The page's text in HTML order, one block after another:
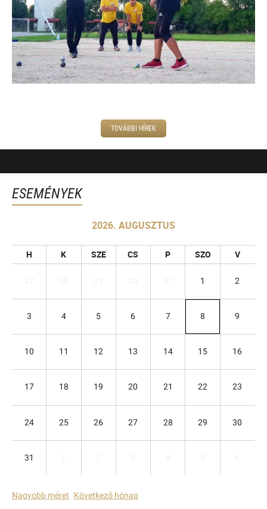
TOVÁBBI HÍREK
ESEMÉNYEK
2026. AUGUSZTUS
H K SZE CS P SZO V
1 2
3 4 5 6 7 8 9
10 11 12 13 14 15 16
17 18 19 20 21 22 23
24 25 26 27 28 29 30
31
Nagyobb méret Következő hónap